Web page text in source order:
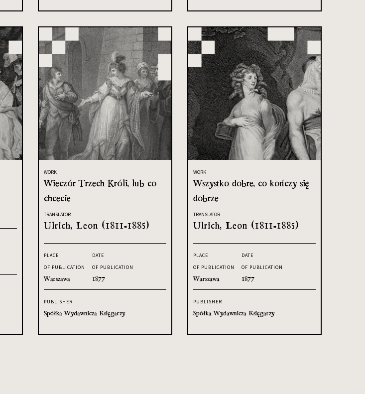
WORK
Wieczór Trzech Króli, lub co
chcecie
TRANSLATOR
Ulrich, Leon (1811-1885)
PLACE
OF PUBLICATION
Warszawa
DATE
OF PUBLICATION
1877
PUBLISHER
Spółka Wydawnicza Księgarzy
WORK
Wszystko dobre, co kończy się
dobrze
TRANSLATOR
Ulrich, Leon (1811-1885)
PLACE
OF PUBLICATION
Warszawa
DATE
OF PUBLICATION
1877
PUBLISHER
Spółka Wydawnicza Księgarzy